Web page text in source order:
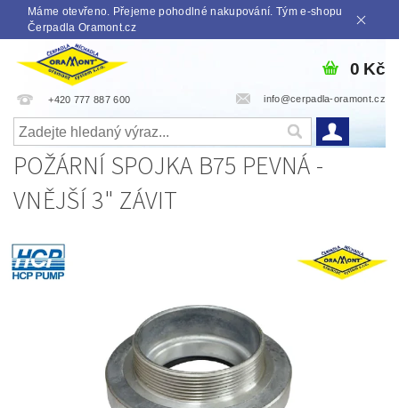
Máme otevřeno. Přejeme pohodlné nakupování. Tým e-shopu
Čerpadla Oramont.cz
+420 777 887 600 info@cerpadla-oramont.cz
0 Kč
POŽÁRNÍ SPOJKA B75 PEVNÁ -
VNĚJŠÍ 3" ZÁVIT